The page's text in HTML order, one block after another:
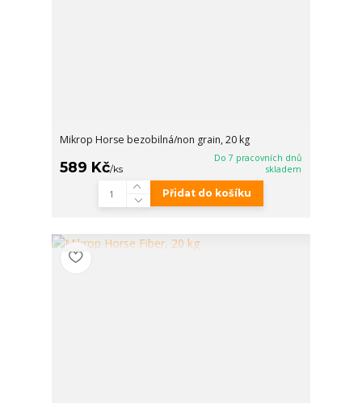
Mikrop Horse bezobilná/non grain, 20 kg
589 Kč/ks
Do 7 pracovních dnů
skladem
Přidat do košíku